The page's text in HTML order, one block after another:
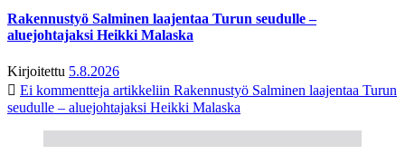
Rakennustyö Salminen laajentaa Turun seudulle –
aluejohtajaksi Heikki Malaska
Kirjoitettu 5.8.2026
Ei kommentteja artikkeliin Rakennustyö Salminen laajentaa Turun
seudulle – aluejohtajaksi Heikki Malaska